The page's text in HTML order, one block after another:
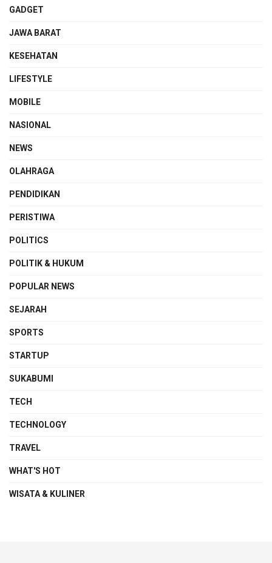
GADGET
JAWA BARAT
KESEHATAN
LIFESTYLE
MOBILE
NASIONAL
NEWS
OLAHRAGA
PENDIDIKAN
PERISTIWA
POLITICS
POLITIK & HUKUM
POPULAR NEWS
SEJARAH
SPORTS
STARTUP
SUKABUMI
TECH
TECHNOLOGY
TRAVEL
WHAT'S HOT
WISATA & KULINER